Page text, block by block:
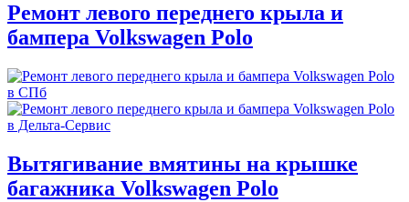
Ремонт левого переднего крыла и
бампера Volkswagen Polo
Вытягивание вмятины на крышке
багажника Volkswagen Polo